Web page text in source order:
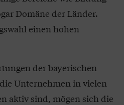
Domäne der Länder.
einen hohen
der bayerischen
Unternehmen in vielen
aktiv sind, mögen sich die